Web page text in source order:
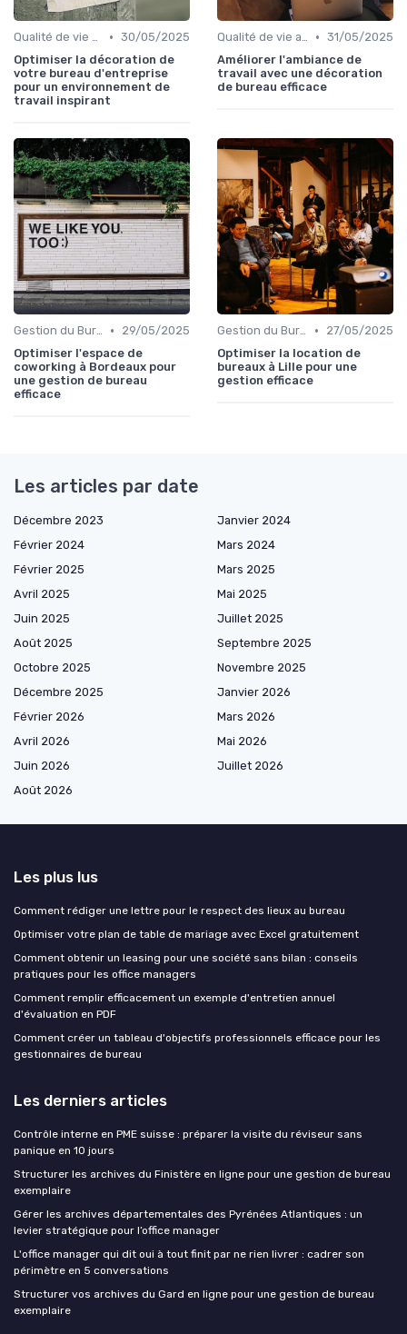
Qualité de vie au travail • 30/05/2025
Optimiser la décoration de
votre bureau d'entreprise
pour un environnement de
travail inspirant
Qualité de vie au travail • 31/05/2025
Améliorer l'ambiance de
travail avec une décoration
de bureau efficace
Gestion du Bureau •
29/05/2025
Optimiser l'espace de
coworking à Bordeaux pour
une gestion de bureau
efficace
Gestion du Bureau •
27/05/2025
Optimiser la location de
bureaux à Lille pour une
gestion efficace
Les articles par date
Décembre 2023
Janvier 2024
Février 2024
Mars 2024
Février 2025
Mars 2025
Avril 2025
Mai 2025
Juin 2025
Juillet 2025
Août 2025
Septembre 2025
Octobre 2025
Novembre 2025
Décembre 2025
Janvier 2026
Février 2026
Mars 2026
Avril 2026
Mai 2026
Juin 2026
Juillet 2026
Août 2026
Les plus lus
Comment rédiger une lettre pour le respect des lieux au bureau
Optimiser votre plan de table de mariage avec Excel gratuitement
Comment obtenir un leasing pour une société sans bilan : conseils
pratiques pour les office managers
Comment remplir efficacement un exemple d'entretien annuel
d'évaluation en PDF
Comment créer un tableau d'objectifs professionnels efficace pour les
gestionnaires de bureau
Les derniers articles
Contrôle interne en PME suisse : préparer la visite du réviseur sans
panique en 10 jours
Structurer les archives du Finistère en ligne pour une gestion de bureau
exemplaire
Gérer les archives départementales des Pyrénées Atlantiques : un
levier stratégique pour l’office manager
L'office manager qui dit oui à tout finit par ne rien livrer : cadrer son
périmètre en 5 conversations
Structurer vos archives du Gard en ligne pour une gestion de bureau
exemplaire